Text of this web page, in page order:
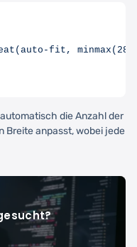
fit,
die Anzahl der
Breite anpasst, wobei jede